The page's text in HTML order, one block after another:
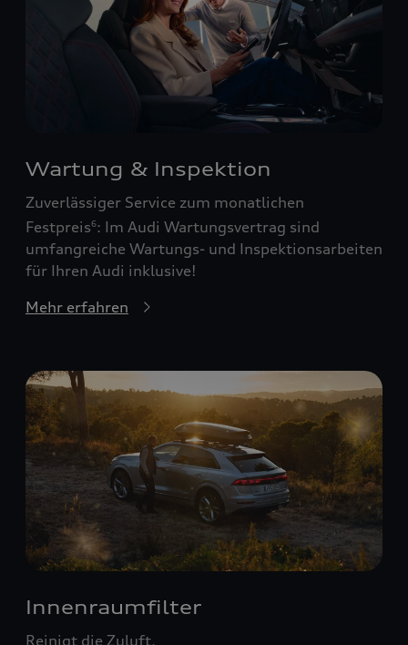
Wartung & Inspektion
Zuverlässiger Service zum monatlichen
Festpreis6: Im Audi Wartungsvertrag sind
umfangreiche Wartungs- und Inspektionsarbeiten
für Ihren Audi inklusive!
Mehr erfahren
Innenraumfilter
Reinigt die Zuluft.